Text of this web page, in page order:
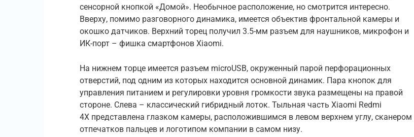
сенсорной кнопкой «Домой». Необычное расположение, но смотрится интересно.
Вверху, помимо разговорного динамика, имеется объектив фронтальной камеры и
окошко датчиков. Верхний торец получил 3.5-мм разъем для наушников, микрофон и
ИК-порт – фишка смартфонов Xiaomi.
На нижнем торце имеется разъем microUSB, окруженный парой перфорационных
отверстий, под одним из которых находится основной динамик. Пара кнопок для
управления питанием и регулировки уровня громкости звука размещены на правой
стороне. Слева – классический гибридный лоток. Тыльная часть Xiaomi Redmi
4X представлена глазком камеры, расположившимся в левом верхнем углу, сканером
отпечатков пальцев и логотипом компании в самом низу.